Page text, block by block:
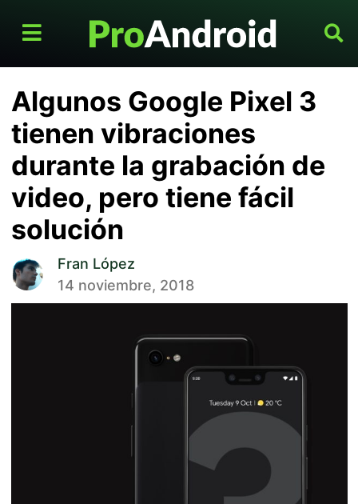
Algunos Google Pixel 3
tienen vibraciones
durante la grabación de
video, pero tiene fácil
solución
Fran López
14 noviembre, 2018